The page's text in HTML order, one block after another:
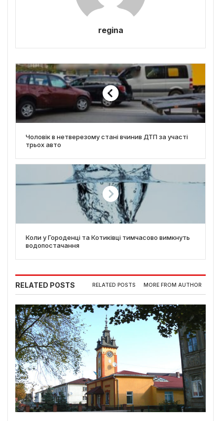
regina
Чоловік в нетверезому стані вчинив ДТП за участі
трьох авто
Коли у Городенці та Котиківці тимчасово вимкнуть
водопостачання
RELATED POSTS RELATED POSTS MORE FROM AUTHOR